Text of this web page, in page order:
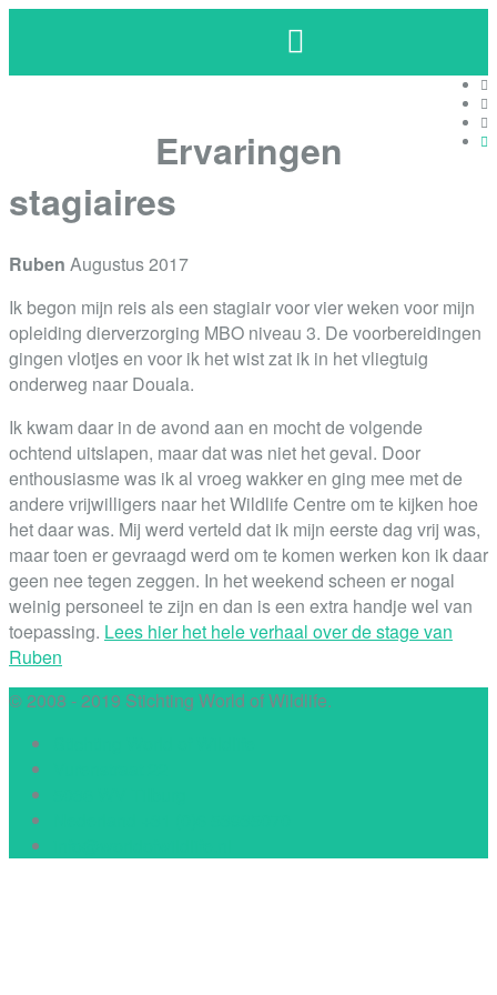
Ervaringen
stagiaires
Ruben Augustus 2017
Ik begon mijn reis als een stagiair voor vier weken voor mijn
opleiding dierverzorging MBO niveau 3. De voorbereidingen
gingen vlotjes en voor ik het wist zat ik in het vliegtuig
onderweg naar Douala.
Ik kwam daar in de avond aan en mocht de volgende
ochtend uitslapen, maar dat was niet het geval. Door
enthousiasme was ik al vroeg wakker en ging mee met de
andere vrijwilligers naar het Wildlife Centre om te kijken hoe
het daar was. Mij werd verteld dat ik mijn eerste dag vrij was,
maar toen er gevraagd werd om te komen werken kon ik daar
geen nee tegen zeggen. In het weekend scheen er nogal
weinig personeel te zijn en dan is een extra handje wel van
toepassing. Lees hier het hele verhaal over de stage van
Ruben
© 2008 - 2019 Stichting World of Wildlife.